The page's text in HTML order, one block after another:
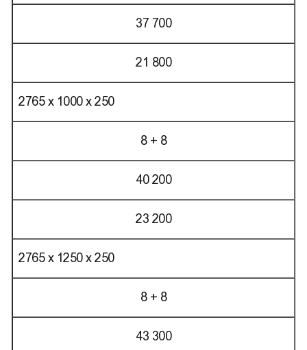
37 700
21 800
2765 х 1000 х 250
8 + 8
40 200
23 200
2765 х 1250 х 250
8 + 8
43 300